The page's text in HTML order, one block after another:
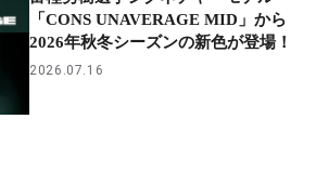
「CONS UNAVERAGE MID」から
2026年秋冬シーズンの新色が登場！
2026.07.16